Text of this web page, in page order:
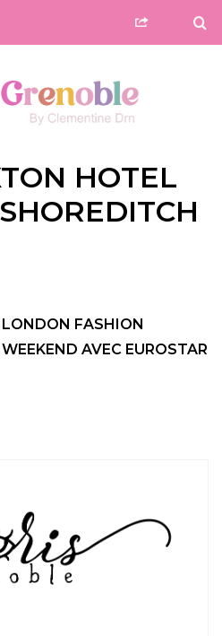
HOTEL
LONDON FASHION
WEEKEND AVEC EUROSTAR